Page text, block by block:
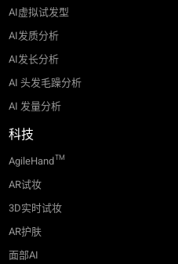
AI虚拟试发型
AI发质分析
AI发长分析
AI 头发毛躁分析
AI 发量分析
科技
AgileHandTM
AR试妆
3D实时试妆
AR护肤
面部AI